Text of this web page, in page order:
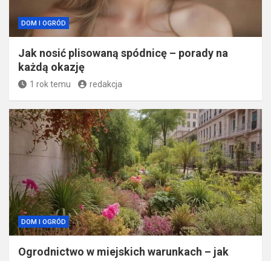
DOM I OGRÓD
Jak nosić plisowaną spódnicę – porady na
każdą okazję
1 rok temu redakcja
DOM I OGRÓD
Ogrodnictwo w miejskich warunkach – jak